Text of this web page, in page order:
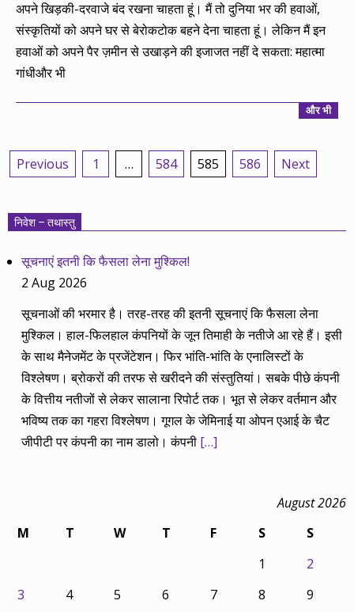
अपने खिड़की-दरवाजे बंद रखना चाहता हूं। मैं तो दुनिया भर की हवाओं,
संस्कृतियों को अपने घर से बेरोकटोक बहने देना चाहता हूं। लेकिन मैं इन
हवाओं को अपने पैर ज़मीन से उखाड़ने की इजाजत नहीं दे सकता: महात्मा
गांधीऔर भी
और भी
Posts
Previous 1 … 584 585 586 Next
निवेश – तथास्तु
सूचनाएं इतनी कि फैसला लेना मुश्किल!
2 Aug 2026
सूचनाओं की भरमार है। तरह-तरह की इतनी सूचनाएं कि फैसला लेना
मुश्किल। हाल-फिलहाल कंपनियों के जून तिमाही के नतीजे आ रहे हैं। इसी
के साथ मैनेजमेंट के प्रजेंटेशन। फिर भांति-भांति के एनालिस्टों के
विश्लेषण। ब्रोकरों की तरफ से खरीदने की संस्तुतियां। सबके पीछे कंपनी
के वित्तीय नतीजों से लेकर सालाना रिपोर्ट तक। भूत से लेकर वर्तमान और
भविष्य तक का गहरा विश्लेषण। गूगल के जेमिनाई या ओपन एआई के चैट
जीपीटी पर कंपनी का नाम डालो। कंपनी […]
August 2026
M
T W T F S
S
1
2
3
4 5 6 7 8
9